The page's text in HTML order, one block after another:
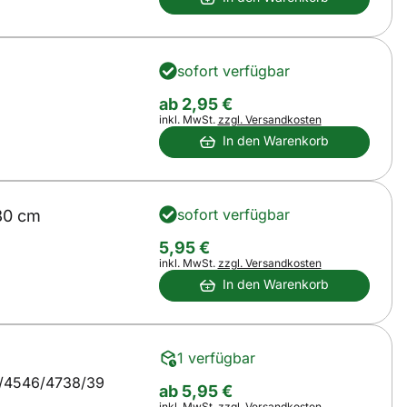
sofort verfügbar
ab:
ab 2,95€
Steuerhinweis:
inkl. MwSt. zzgl. Versandkosten
In den Warenkorb
cm sofort verfügbar
5,95€
Steuerhinweis:
inkl. MwSt. zzgl. Versandkosten
In den Warenkorb
46/4738/39
1 verfügbar
ab:
ab 5,95€